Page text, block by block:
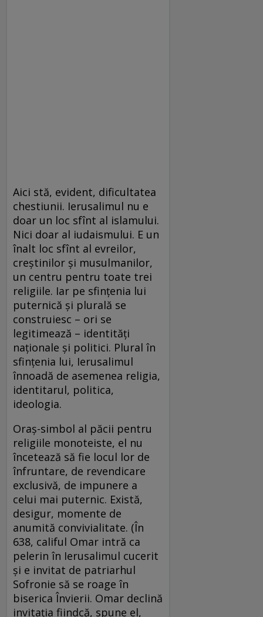
Aici stă, evident, dificultatea
chestiunii. Ierusalimul nu e
doar un loc sfînt al islamului.
Nici doar al iudaismului. E un
înalt loc sfînt al evreilor,
creştinilor şi musulmanilor,
un centru pentru toate trei
religiile. Iar pe sfinţenia lui
puternică şi plurală se
construiesc – ori se
legitimează – identităţi
naţionale şi politici. Plural în
sfinţenia lui, Ierusalimul
înnoadă de asemenea religia,
identitarul, politica,
ideologia.
Oraş-simbol al păcii pentru
religiile monoteiste, el nu
încetează să fie locul lor de
înfruntare, de revendicare
exclusivă, de impunere a
celui mai puternic. Există,
desigur, momente de
anumită convivialitate. (În
638, califul Omar intră ca
pelerin în Ierusalimul cucerit
și e invitat de patriarhul
Sofronie să se roage în
biserica Învierii. Omar declină
invitaţia fiindcă, spune el,